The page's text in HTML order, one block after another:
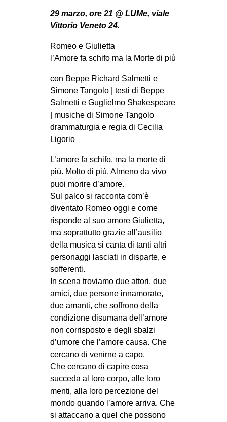
MILANO
SPAZI
MOVIMENTI
AMBIENTE
ANTIFASCISMO
GENERI
MIGRAZIONI
PRECARIATO
REPRESSIONE
STUDENTI
CINEMA
MANIFESTI
MUSICA
RECENSIONI
INTERNAZIONALE
AFRICA
AMERICHE
ESTREMO ORIENTE
29 marzo, ore 21 @ LUMe, viale
Vittorio Veneto 24.
Romeo e Giulietta
l’Amore fa schifo ma la Morte di più
con Beppe Richard Salmetti e
Simone Tangolo | testi di Beppe
Salmetti e Guglielmo Shakespeare
| musiche di Simone Tangolo
drammaturgia e regia di Cecilia
Ligorio
L’amore fa schifo, ma la morte di
più. Molto di più. Almeno da vivo
puoi morire d’amore.
Sul palco si racconta com’è
diventato Romeo oggi e come
risponde al suo amore Giulietta,
ma soprattutto grazie all’ausilio
della musica si canta di tanti altri
personaggi lasciati in disparte, e
sofferenti.
In scena troviamo due attori, due
amici, due persone innamorate,
due amanti, che soffrono della
condizione disumana dell’amore
non corrisposto e degli sbalzi
d’umore che l’amore causa. Che
cercano di venirne a capo.
Che cercano di capire cosa
succeda al loro corpo, alle loro
menti, alla loro percezione del
mondo quando l’amore arriva. Che
si attaccano a quel che possono